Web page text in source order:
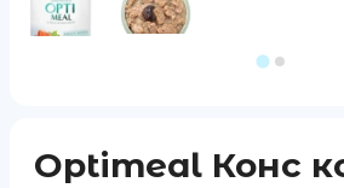
Optimeal Конс